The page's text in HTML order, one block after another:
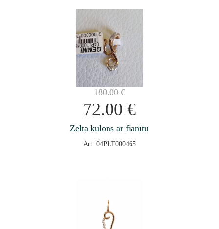
180.00€
72.00 €
Zelta kulons ar fianītu
Art: 04PLT000465